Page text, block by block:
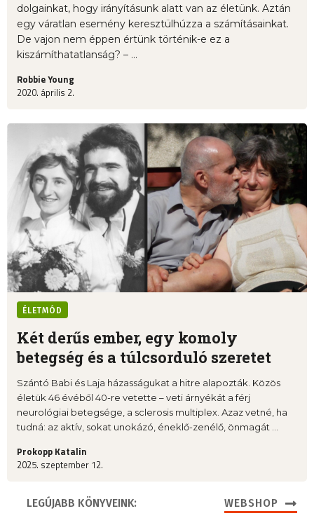
dolgainkat, hogy irányításunk alatt van az életünk. Aztán
egy váratlan esemény keresztülhúzza a számításainkat.
De vajon nem éppen értünk történik-e ez a
kiszámíthatatlanság? – ...
Robbie Young
2020. április 2.
ÉLETMÓD
Két derűs ember, egy komoly
betegség és a túlcsorduló szeretet
Szántó Babi és Laja házasságukat a hitre alapozták. Közös
életük 46 évéből 40-re vetette – veti árnyékát a férj
neurológiai betegsége, a sclerosis multiplex. Azaz vetné, ha
tudná: az aktív, sokat unokázó, éneklő-zenélő, önmagát ...
Prokopp Katalin
2025. szeptember 12.
LEGÚJABB KÖNYVEINK: WEBSHOP